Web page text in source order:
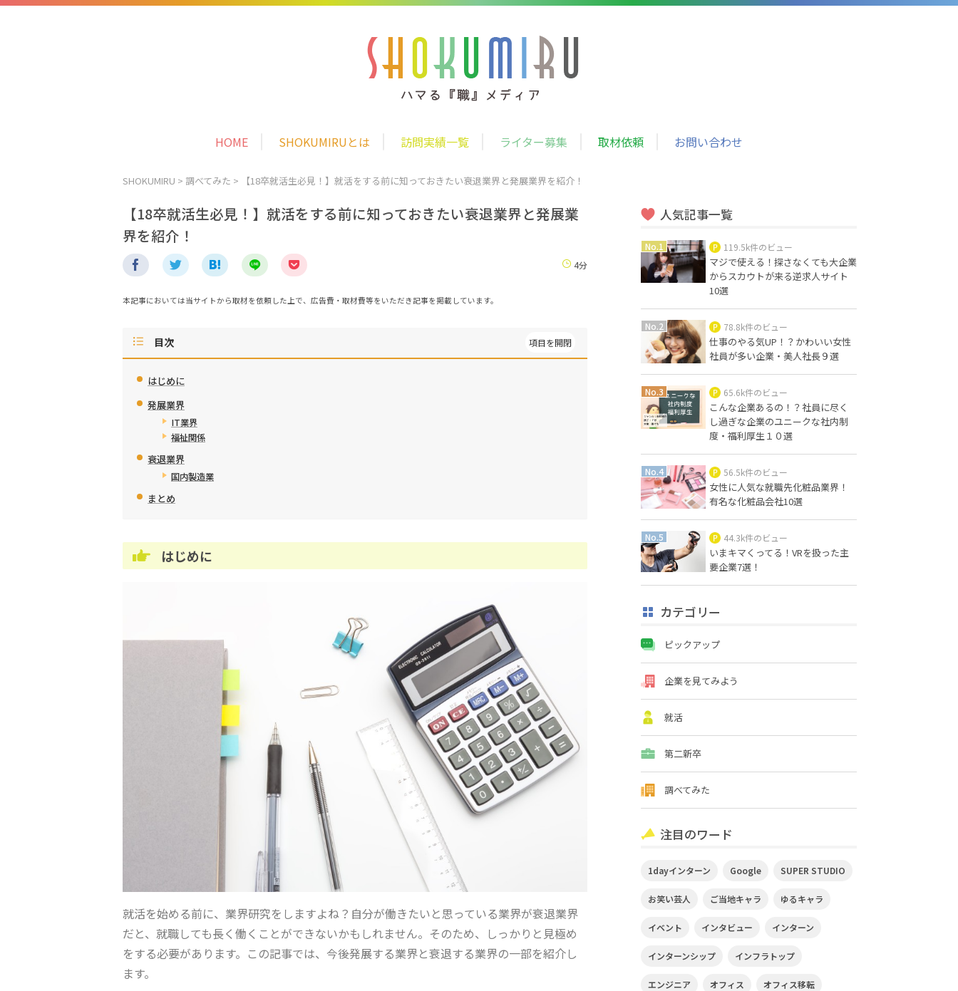
HOME SHOKUMIRUとは 訪問実績一覧 ライター募集 取材依頼 お問い合わせ
SHOKUMIRU > 調べてみた > 【18卒就活生必見！】就活をする前に知っておきたい衰退業界と発展業界を紹介！
【18卒就活生必見！】就活をする前に知っておきたい衰退業界と発展業
界を紹介！
4分
本記事においては当サイトから取材を依頼した上で、広告費・取材費等をいただき記事を掲載しています。
目次
はじめに
発展業界
IT業界
福祉関係
衰退業界
国内製造業
まとめ
はじめに
就活を始める前に、業界研究をしますよね？自分が働きたいと思っている業界が衰退業界
だと、就職しても長く働くことができないかもしれません。そのため、しっかりと見極め
をする必要があります。この記事では、今後発展する業界と衰退する業界の一部を紹介し
ます。
人気記事一覧
119.5k件のビュー
マジで使える！探さなくても大企業
からスカウトが来る逆求人サイト
10選
78.8k件のビュー
仕事のやる気UP！？かわいい女性
社員が多い企業・美人社長９選
65.6k件のビュー
こんな企業あるの！？社員に尽く
し過ぎな企業のユニークな社内制
度・福利厚生１０選
56.5k件のビュー
女性に人気な就職先化粧品業界！
有名な化粧品会社10選
44.3k件のビュー
いまキマくってる！VRを扱った主
要企業7選！
カテゴリー
ピックアップ
企業を見てみよう
就活
第二新卒
調べてみた
注目のワード
1dayインターン Google SUPER STUDIO
お笑い芸人 ご当地キャラ ゆるキャラ
イベント インタビュー インターン
インターンシップ インフラトップ
エンジニア オフィス オフィス移転